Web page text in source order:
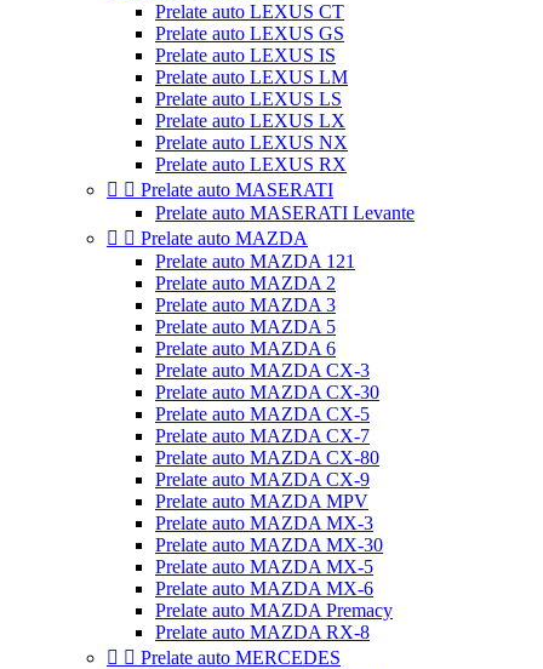
Prelate auto LEXUS CT
Prelate auto LEXUS GS
Prelate auto LEXUS IS
Prelate auto LEXUS LM
Prelate auto LEXUS LS
Prelate auto LEXUS LX
Prelate auto LEXUS NX
Prelate auto LEXUS RX
  Prelate auto MASERATI
Prelate auto MASERATI Levante
  Prelate auto MAZDA
Prelate auto MAZDA 121
Prelate auto MAZDA 2
Prelate auto MAZDA 3
Prelate auto MAZDA 5
Prelate auto MAZDA 6
Prelate auto MAZDA CX-3
Prelate auto MAZDA CX-30
Prelate auto MAZDA CX-5
Prelate auto MAZDA CX-7
Prelate auto MAZDA CX-80
Prelate auto MAZDA CX-9
Prelate auto MAZDA MPV
Prelate auto MAZDA MX-3
Prelate auto MAZDA MX-30
Prelate auto MAZDA MX-5
Prelate auto MAZDA MX-6
Prelate auto MAZDA Premacy
Prelate auto MAZDA RX-8
  Prelate auto MERCEDES